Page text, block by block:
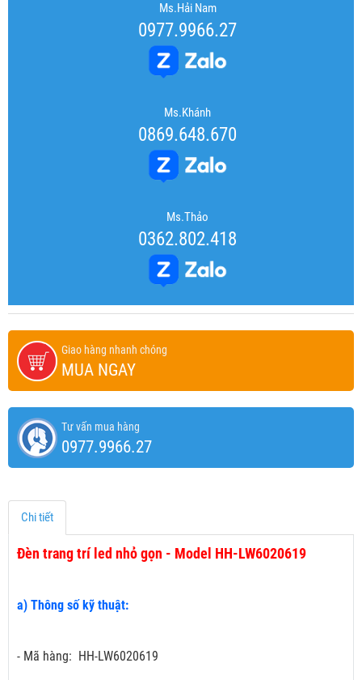
Ms.Hải Nam
0977.9966.27
Ms.Khánh
0869.648.670
Ms.Thảo
0362.802.418
Giao hàng nhanh chóng
MUA NGAY
Tư vấn mua hàng
0977.9966.27
Chi tiết
Đèn trang trí led nhỏ gọn - Model HH-LW6020619
a) Thông số kỹ thuật:
- Mã hàng: HH-LW6020619